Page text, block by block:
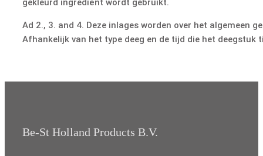
gekleurd ingrediënt wordt gebruikt.
Ad 2., 3. and 4. Deze inlages worden over het algemeen
Afhankelijk van het type deeg en de tijd die het
Be-St Holland Products B.V.